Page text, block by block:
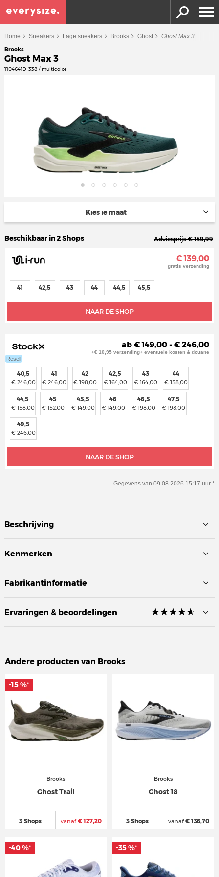
Home Sneakers Lage sneakers Brooks Ghost Ghost Max 3
Brooks
Ghost Max 3
1104641D-338 / multicolor
Kies je maat
Beschikbaar in 2 Shops Adviesprijs € 159,99
€ 139,00
gratis verzending
NAAR DE SHOP
41 42,5 43 44 44,5 45,5
Resell
ab € 149,00 - € 246,00
+€ 10,95 verzending+ eventuele kosten & douane
NAAR DE SHOP
40,5
€ 246,00
41
€ 246,00
42
€ 198,00
42,5
€ 164,00
43
€ 164,00
44
€ 158,00
44,5
€ 158,00
45
€ 152,00
45,5
€ 149,00
46
€ 149,00
46,5
€ 198,00
47,5
€ 198,00
49,5
€ 246,00
Gegevens van 09.08.2026 15:17 uur *
Beschrijving
Kenmerken
Fabrikantinformatie
Ervaringen & beoordelingen ☆☆☆☆☆
★★★★★
Andere producten van Brooks
Brooks
Ghost Trail
3 Shops vanaf€ 127,20
-15 %*
-15 %*
Brooks
Ghost 18
3 Shops vanaf€ 136,70
-40 %*
-40 %* -35 %*
-35 %*